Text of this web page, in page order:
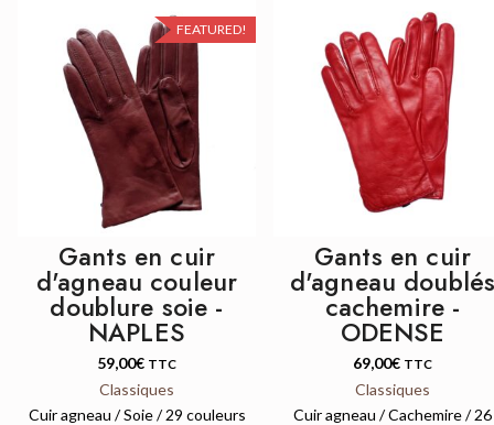
FEATURED!
QUICK VIEW
Gants en cuir
d'agneau couleur
doublure soie -
NAPLES
59,00€ TTC
Classiques
Cuir agneau / Soie / 29 couleurs
QUICK VIEW
Gants en cuir
d'agneau
cachemire -
ODENSE
69,00€ TTC
Classiques
Cuir agneau / Cachemire / 26